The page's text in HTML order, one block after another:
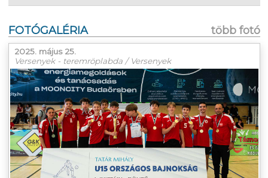
FOTÓGALÉRIA több fotó
2025. május 25.
Versenyek - teremröplabda / Versenyek